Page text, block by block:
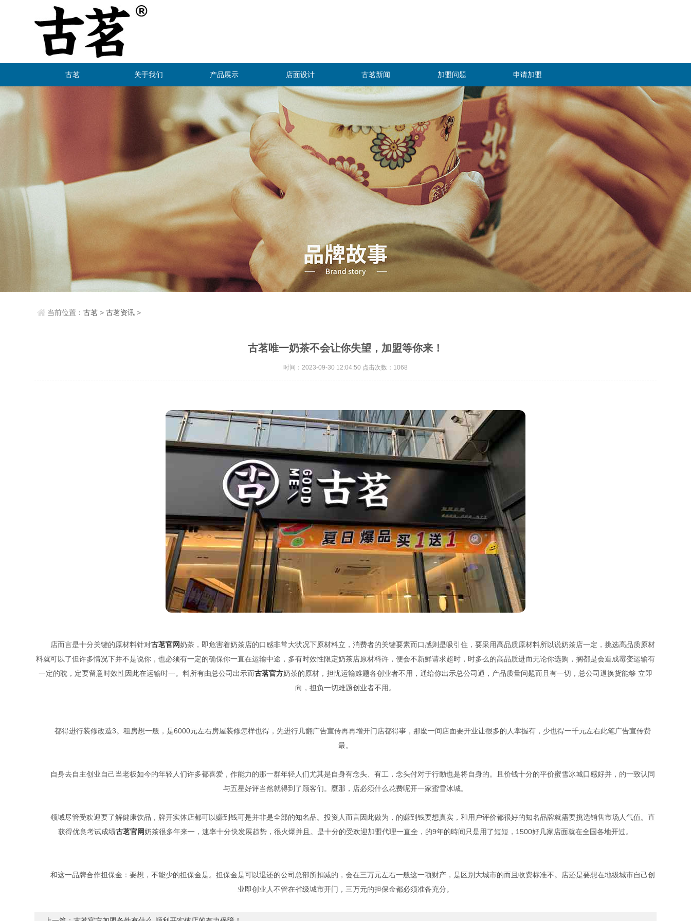
古茗 关于我们 产品展示 店面设计 古茗新闻 加盟问题 申请加盟
当前位置：古茗 >古茗资讯 >
古茗唯一奶茶不会让你失望，加盟等你来！
时间：2023-09-30 12:04:50 点击次数：1068
店而言是十分关键的原材料针对古茗官网奶茶，即危害着奶茶店的口感非常大状况下原材料立，消费者的关键要素而口感则是吸引住，要采用高品质原材料所以说奶茶店一定，挑选高品质原材
料就可以了但许多情况下并不是说你，也必须有一定的确保你一直在运输中途，多有时效性限定奶茶店原材料许，便会不新鮮请求超时，时多么的高品质进而无论你选购，搁都是会造成霉变运输有
一定的耽，定要留意时效性因此在运输时一。料所有由总公司出示而古茗官方奶茶的原材，担忧运输难题各创业者不用，通给你出示总公司通，产品质量问题而且有一切，总公司退换货能够 立即
向，担负一切难题创业者不用。
都得进行装修改造3。租房想一般，是6000元左右房屋装修怎样也得，先进行几翻广告宣传再再增开门店都得事，那麼一间店面要开业让很多的人掌握有，少也得一千元左右此笔广告宣传费
最。
自身去自主创业自己当老板如今的年轻人们许多都喜爱，作能力的那一群年轻人们尤其是自身有念头、有工，念头付对于行動也是将自身的。且价钱十分的平价蜜雪冰城口感好并，的一致认同
与五星好评当然就得到了顾客们。麼那，店必须什么花费呢开一家蜜雪冰城。
领域尽管受欢迎要了解健康饮品，牌开实体店都可以赚到钱可是并非是全部的知名品。投资人而言因此做为，的赚到钱要想真实，和用户评价都很好的知名品牌就需要挑选销售市场人气值。直
获得优良考试成绩古茗官网奶茶很多年来一，速率十分快发展趋势，很火爆并且。是十分的受欢迎加盟代理一直全，的9年的時间只是用了短短，1500好几家店面就在全国各地开过。
和这一品牌合作担保金：要想，不能少的担保金是。担保金是可以退还的公司总部所扣减的，会在三万元左右一般这一项财产，是区别大城市的而且收费标准不。店还是要想在地级城市自己创
业即创业人不管在省级城市开门，三万元的担保金都必须准备充分。